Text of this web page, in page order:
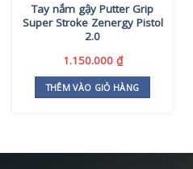
Tay nắm gậy Putter Grip
Super Stroke Zenergy Pistol
2.0
1.150.000 ₫
THÊM VÀO GIỎ HÀNG